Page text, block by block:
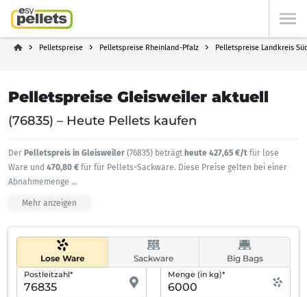
Pelletspreise Pelletspreise Rheinland-Pfalz Pelletspreise Landkreis
Pelletspreise Gleisweiler aktuell
(76835) – Heute Pellets kaufen
Der Pelletspreis in Gleisweiler (76835) beträgt heute 427,65 €/t für lose
Ware und 470,80 € für für Pellets-Sackware. Diese Preise gelten bei einer
Abnahmemenge ...
Mehr anzeigen
Lose Ware Sackware Big Bags
Postleitzahl* Menge (in kg)*